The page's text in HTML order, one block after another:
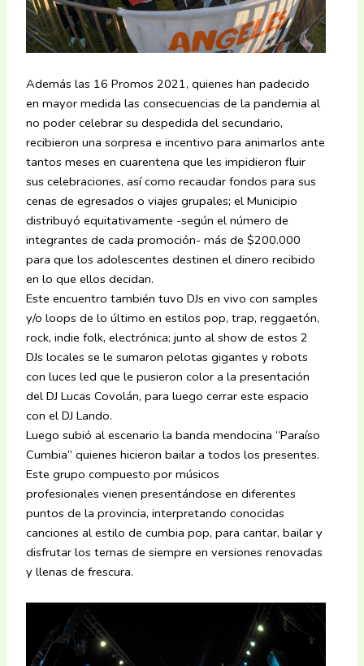
Además las 16 Promos 2021, quienes han padecido
en mayor medida las consecuencias de la pandemia al
no poder celebrar su despedida del secundario,
recibieron una sorpresa e incentivo para animarlos ante
tantos meses en cuarentena que les impidieron fluir
sus celebraciones, así como recaudar fondos para sus
cenas de egresados o viajes grupales; el Municipio
distribuyó equitativamente -según el número de
integrantes de cada promoción- más de $200.000
para que los adolescentes destinen el dinero recibido
en lo que ellos decidan.
Este encuentro también tuvo DJs en vivo con samples
y/o loops de lo último en estilos pop, trap, reggaetón,
rock, indie folk, electrónica; junto al show de estos 2
DJs locales se le sumaron pelotas gigantes y robots
con luces led que le pusieron color a la presentación
del DJ Lucas Covolán, para luego cerrar este espacio
con el DJ Lando.
Luego subió al escenario la banda mendocina “Paraíso
Cumbia” quienes hicieron bailar a todos los presentes.
Este grupo compuesto por músicos
profesionales vienen presentándose en diferentes
puntos de la provincia, interpretando conocidas
canciones al estilo de cumbia pop, para cantar, bailar y
disfrutar los temas de siempre en versiones renovadas
y llenas de frescura.